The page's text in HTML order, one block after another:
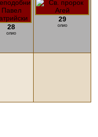
28
олио
29
олио